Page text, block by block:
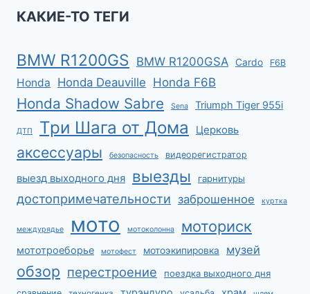
КАКИЕ-ТО ТЕГИ
BMW R1200GS BMW R1200GSA Cardo F6B
Honda Honda Deauville Honda F6B
Honda Shadow Sabre Sena Triumph Tiger 955i
ДТП Три Шага от Дома Церковь
аксессуары безопасность видеорегистратор
выезд выходного дня выезды гарнитуры
достопримечательности заброшенное куртка
междурядье мото мотоколонна моториск
мототроеборье мотофест мотоэкипировка музей
обзор перестроение поездка выходного дня